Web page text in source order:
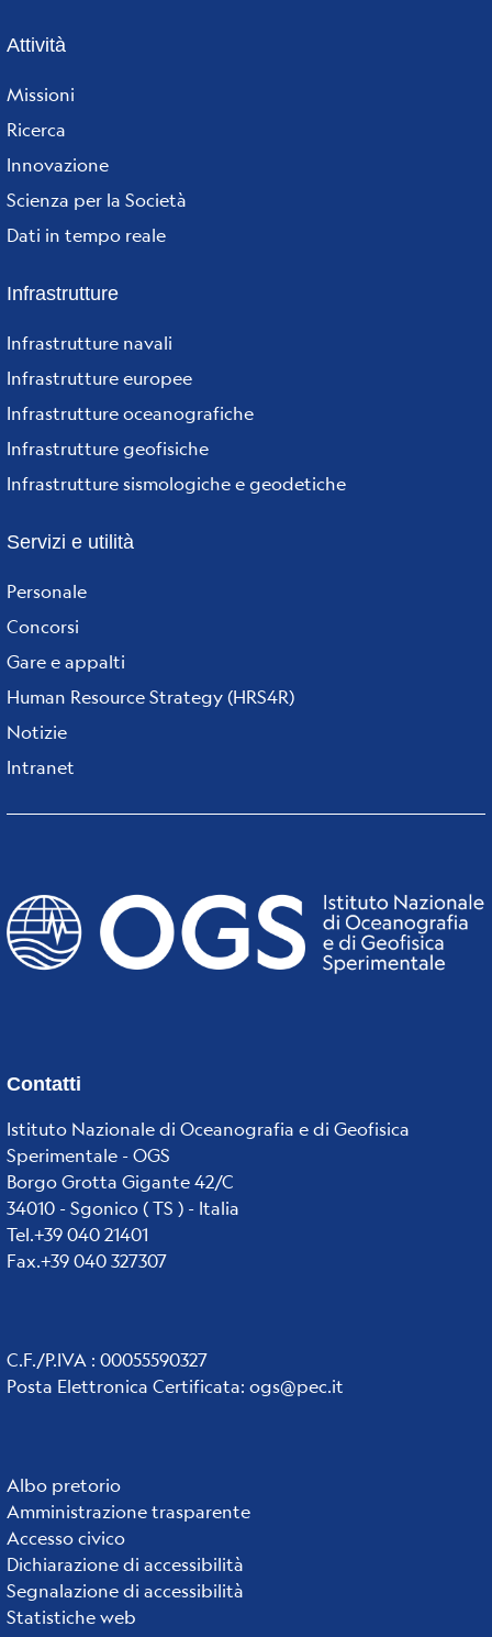
Attività
Missioni
Ricerca
Innovazione
Scienza per la Società
Dati in tempo reale
Infrastrutture
Infrastrutture navali
Infrastrutture europee
Infrastrutture oceanografiche
Infrastrutture geofisiche
Infrastrutture sismologiche e geodetiche
Servizi e utilità
Personale
Concorsi
Gare e appalti
Human Resource Strategy (HRS4R)
Notizie
Intranet
Contatti
Istituto Nazionale di Oceanografia e di Geofisica
Sperimentale - OGS
Borgo Grotta Gigante 42/C
34010 - Sgonico ( TS ) - Italia
Tel.+39 040 21401
Fax.+39 040 327307
C.F./P.IVA : 00055590327
Posta Elettronica Certificata: ogs@pec.it
Institute
links
Albo pretorio
Amministrazione trasparente
Accesso civico
Dichiarazione di accessibilità
Segnalazione di accessibilità
Statistiche web